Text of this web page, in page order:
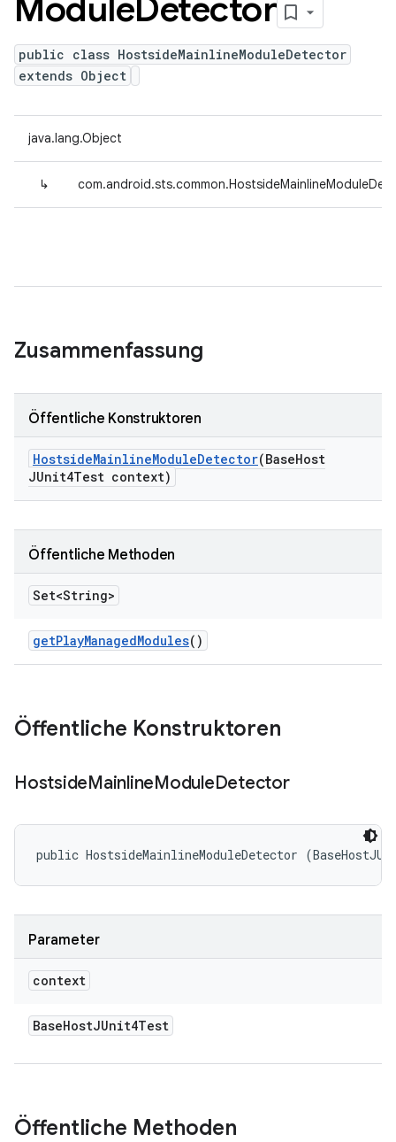
ModuleDetector
public class HostsideMainlineModuleDetector
extends Object
java.lang.Object
↳
Zusammenfassung
Öffentliche Konstruktoren
HostsideMainlineModuleDetector(BaseHost
JUnit4Test context)
Öffentliche Methoden
Set<String>
getPlayManagedModules()
Öffentliche Konstruktoren
HostsideMainlineModuleDetector
public HostsideMainlineModuleDetector
Parameter
context
BaseHostJUnit4Test
Öffentliche Methoden